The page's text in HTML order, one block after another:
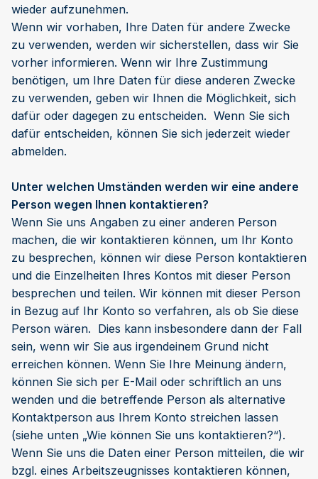
wieder aufzunehmen.
Wenn wir vorhaben, Ihre Daten für andere Zwecke
zu verwenden, werden wir sicherstellen, dass wir Sie
vorher informieren. Wenn wir Ihre Zustimmung
benötigen, um Ihre Daten für diese anderen Zwecke
zu verwenden, geben wir Ihnen die Möglichkeit, sich
dafür oder dagegen zu entscheiden. Wenn Sie sich
dafür entscheiden, können Sie sich jederzeit wieder
abmelden.
Unter welchen Umständen werden wir eine andere
Person wegen Ihnen kontaktieren?
Wenn Sie uns Angaben zu einer anderen Person
machen, die wir kontaktieren können, um Ihr Konto
zu besprechen, können wir diese Person kontaktieren
und die Einzelheiten Ihres Kontos mit dieser Person
besprechen und teilen. Wir können mit dieser Person
in Bezug auf Ihr Konto so verfahren, als ob Sie diese
Person wären. Dies kann insbesondere dann der Fall
sein, wenn wir Sie aus irgendeinem Grund nicht
erreichen können. Wenn Sie Ihre Meinung ändern,
können Sie sich per E-Mail oder schriftlich an uns
wenden und die betreffende Person als alternative
Kontaktperson aus Ihrem Konto streichen lassen
(siehe unten „Wie können Sie uns kontaktieren?“).
Wenn Sie uns die Daten einer Person mitteilen, die wir
bzgl. eines Arbeitszeugnisses kontaktieren können,